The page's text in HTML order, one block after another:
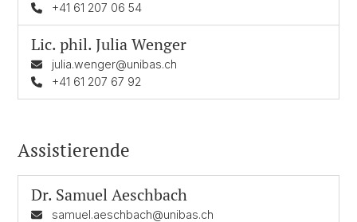
+41 61 207 06 54
Lic. phil.Julia Wenger
julia.wenger@unibas.ch
+41 61 207 67 92
Assistierende
Dr. Samuel Aeschbach
samuel.aeschbach@unibas.ch